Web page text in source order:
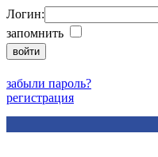
Логин:
запомнить
забыли пароль?
регистрация